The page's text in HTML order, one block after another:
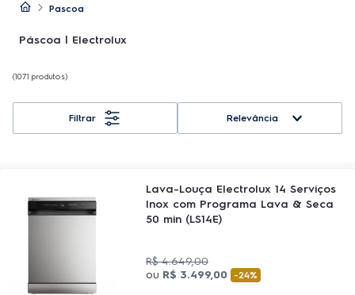
Pascoa
Páscoa | Electrolux
1071 produtos
Relevância
Lava-Louça Electrolux 14 Serviços
Inox com Programa Lava & Seca
50 min (LS14E)
R$ 4.649,00
ou R$ 3.499,00 -24%